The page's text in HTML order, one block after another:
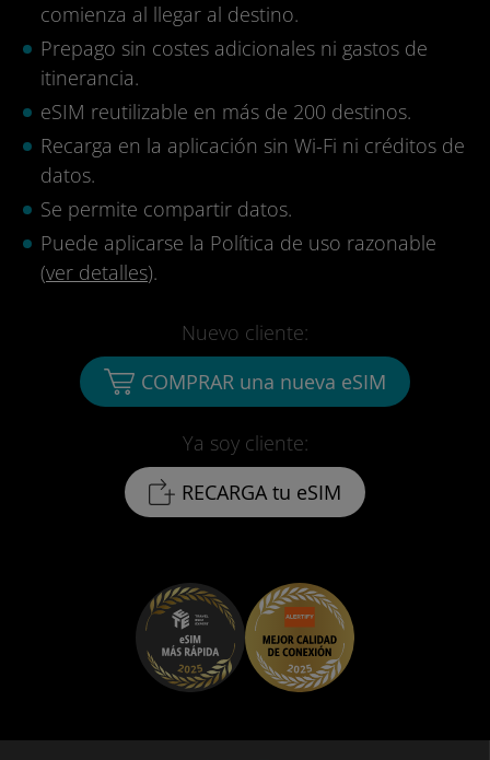
comienza al llegar al destino.
Prepago sin costes adicionales ni gastos de
itinerancia.
eSIM reutilizable en más de 200 destinos.
Recarga en la aplicación sin Wi-Fi ni créditos de
datos.
Se permite compartir datos.
Puede aplicarse la Política de uso razonable
(ver detalles).
Ya soy cliente:
RECARGA tu eSIM
Nuevo cliente:
COMPRAR una nueva eSIM